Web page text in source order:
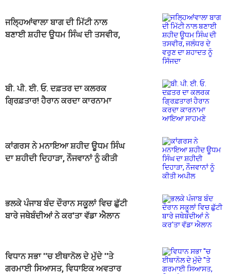
ਜਲ੍ਹਿਆਂਵਾਲਾ ਬਾਗ ਦੀ ਮਿੱਟੀ ਨਾਲ
ਬਣਾਈ ਸ਼ਹੀਦ ਊਧਮ ਸਿੰਘ ਦੀ ਤਸਵੀਰ,
ਬੀ. ਪੀ. ਈ. ਓ. ਦਫ਼ਤਰ ਦਾ ਕਲਰਕ
ਗ੍ਰਿਫ਼ਤਾਰ! ਹੈਰਾਨ ਕਰਦਾ ਕਾਰਨਾਮਾ
ਕਾਂਗਰਸ ਨੇ ਮਨਾਇਆ ਸ਼ਹੀਦ ਊਧਮ ਸਿੰਘ
ਦਾ ਸ਼ਹੀਦੀ ਦਿਹਾੜਾ, ਨੌਜਵਾਨਾਂ ਨੂੰ ਕੀਤੀ
ਭਲਕੇ ਪੰਜਾਬ ਬੰਦ ਦੌਰਾਨ ਸਕੂਲਾਂ ਵਿਚ ਛੁੱਟੀ
ਬਾਰੇ ਜਥੇਬੰਦੀਆਂ ਨੇ ਕਰ'ਤਾ ਵੱਡਾ ਐਲਾਨ
ਵਿਧਾਨ ਸਭਾ ''ਚ ਈਥਾਨੋਲ ਦੇ ਮੁੱਦੇ ''ਤੇ
ਗਰਮਾਈ ਸਿਆਸਤ, ਵਿਧਾਇਕ ਅਵਤਾਰ